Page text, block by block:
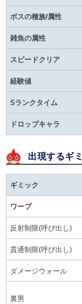
ボスの種族/属性
雑魚の属性
スピードクリア
経験値
Sランクタイム
ドロップキャラ
出現するギ
ギミック
ワープ
反射制限(呼び出し)
貫通制限(呼び出し)
ダメージウォール
裏男